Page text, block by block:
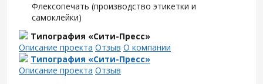
Флексопечать (производство этикетки и
самоклейки)
Типография «Сити-Пресс»
Описание проекта Отзыв О компании
Типография «Сити-Пресс»
Описание проекта Отзыв